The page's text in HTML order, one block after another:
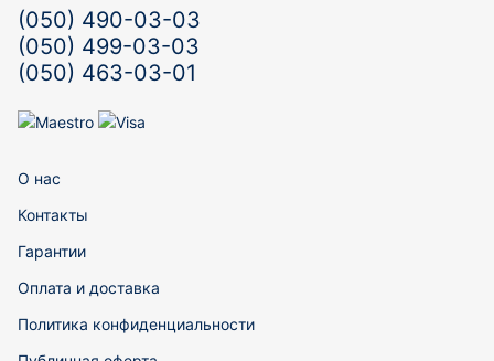
(050) 490-03-03
(050) 499-03-03
(050) 463-03-01
О нас
Контакты
Гарантии
Оплата и доставка
Политика конфиденциальности